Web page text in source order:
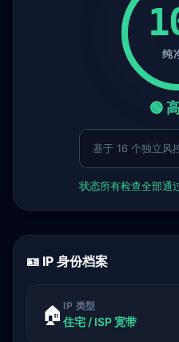
纯
🟢
基于 16 个独立风
状态所有检查全部通
🪪 IP 身份档案
🏠 IP 类型
住宅 / ISP 宽带